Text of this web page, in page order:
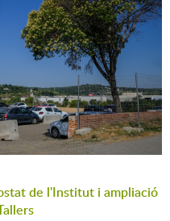
de l'Institut i ampliació